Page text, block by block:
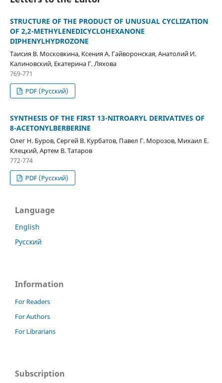
STRUCTURE OF THE PRODUCT OF UNUSUAL CYCLIZATION
OF 2,2-METHYLENEDICYCLOHEXANONE
DIPHENYLHYDROZONE
Таисия В. Московкина, Ксения А. Гайворонская, Анатолий И.
Калиновский, Екатерина Г. Ляхова
769-771
PDF (Русский)
SYNTHESIS OF THE FIRST 13-NITROARYL DERIVATIVES OF
8-ACETONYLBERBERINE
Олег Н. Буров, Сергей В. Курбатов, Павел Г. Морозов, Михаил Е.
Клецкий, Артем В. Татаров
772-774
PDF (Русский)
Language
English
Русский
Information
For Readers
For Authors
For Librarians
Subscription